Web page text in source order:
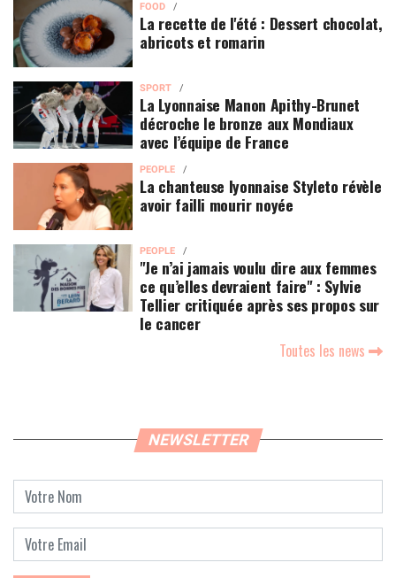
FOOD
La recette de l'été : Dessert chocolat,
abricots et romarin
SPORT
La Lyonnaise Manon Apithy-Brunet
décroche le bronze aux Mondiaux
avec l’équipe de France
PEOPLE
La chanteuse lyonnaise Styleto révèle
avoir failli mourir noyée
PEOPLE
"Je n’ai jamais voulu dire aux femmes
ce qu’elles devraient faire" : Sylvie
Tellier critiquée après ses propos sur
le cancer
Toutes les news
NEWSLETTER